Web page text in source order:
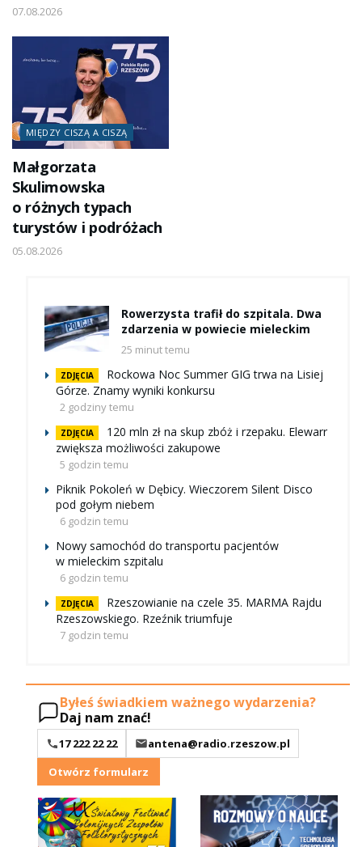
07.08.2026
MIĘDZY CISZĄ A CISZĄ
Małgorzata
Skulimowska
o różnych typach
turystów i podróżach
05.08.2026
Rowerzysta trafił do szpitala. Dwa
zdarzenia w powiecie mieleckim
25 minut temu
ZDJĘCIA
Rockowa Noc Summer GIG trwa na Lisiej
Górze. Znamy wyniki konkursu
2 godziny temu
ZDJĘCIA
120 mln zł na skup zbóż i rzepaku. Elewarr
zwiększa możliwości zakupowe
5 godzin temu
Piknik Pokoleń w Dębicy. Wieczorem Silent Disco
pod gołym niebem
6 godzin temu
Nowy samochód do transportu pacjentów
w mieleckim szpitalu
6 godzin temu
ZDJĘCIA
Rzeszowianie na czele 35. MARMA Rajdu
Rzeszowskiego. Rzeźnik triumfuje
7 godzin temu
Byłeś świadkiem ważnego wydarzenia?
Daj nam znać!
17 222 22 22
antena@radio.rzeszow.pl
Otwórz formularz